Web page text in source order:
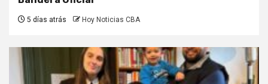
5 días atrás Hoy Noticias CBA